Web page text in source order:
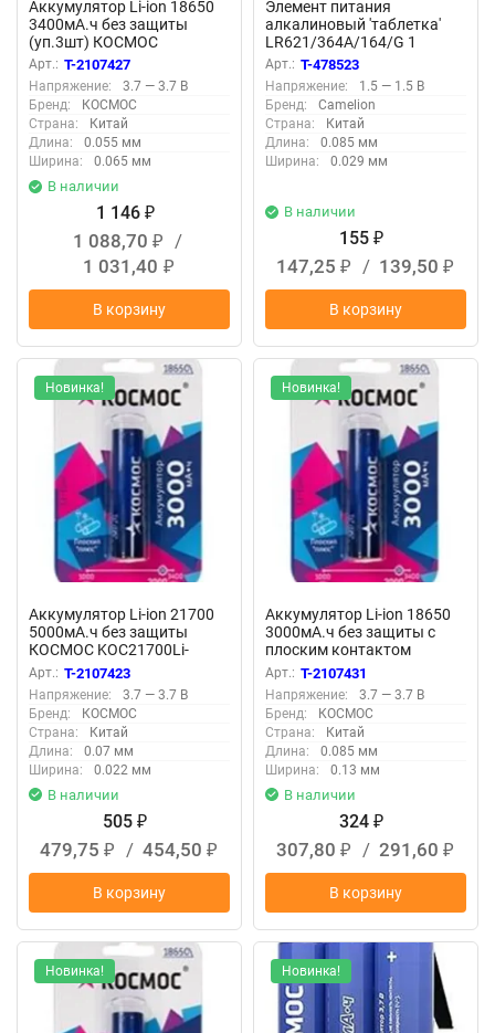
Аккумулятор Li-ion 18650
3400мА.ч без защиты
(уп.3шт) КОСМОС
KOC18650Li-ion34US3
Арт.: T-2107427
Напряжение:
3.7 — 3.7 В
Бренд:
КОСМОС
Страна:
Китай
Длина:
0.055 мм
Ширина:
0.065 мм
В наличии
1 146 ₽
1 088,70 ₽
/
1 031,40 ₽
В корзину
Элемент питания
алкалиновый 'таблетка'
LR621/364A/164/G 1
Mercury Free AG1-BP0%Hg
для часов BL-10
(блист.10шт) Camelion
12809
Арт.: T-478523
Напряжение:
1.5 — 1.5 В
Бренд:
Camelion
Страна:
Китай
Длина:
0.085 мм
Ширина:
0.029 мм
В наличии
155 ₽
147,25 ₽ / 139,50 ₽
В корзину
Новинка!
Аккумулятор Li-ion 21700
5000мА.ч без защиты
КОСМОС KOC21700Li-
ion50US1
Арт.: T-2107423
Напряжение:
3.7 — 3.7 В
Бренд:
КОСМОС
Страна:
Китай
Длина:
0.07 мм
Ширина:
0.022 мм
В наличии
505 ₽
479,75 ₽ / 454,50 ₽
В корзину
Новинка!
Аккумулятор Li-ion 18650
3000мА.ч без защиты с
плоским контактом
КОСМОС
KOC18650Li30FLBL1
Арт.: T-2107431
Напряжение:
3.7 — 3.7 В
Бренд:
КОСМОС
Страна:
Китай
Длина:
0.085 мм
Ширина:
0.13 мм
В наличии
324 ₽
307,80 ₽ / 291,60 ₽
В корзину
Новинка! Новинка!